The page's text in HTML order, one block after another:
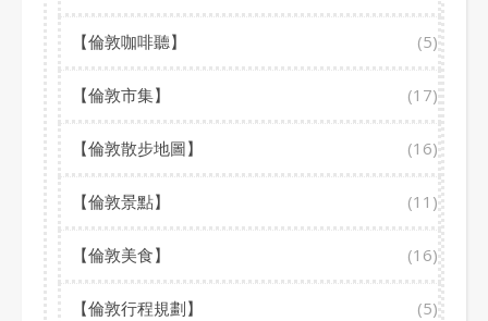
【倫敦咖啡聽】 (5)
【倫敦市集】 (17)
【倫敦散步地圖】 (16)
【倫敦景點】 (11)
【倫敦美食】 (16)
【倫敦行程規劃】 (5)